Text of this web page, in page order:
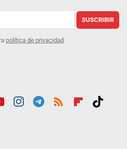
SUSCRIBIR
política de privacidad